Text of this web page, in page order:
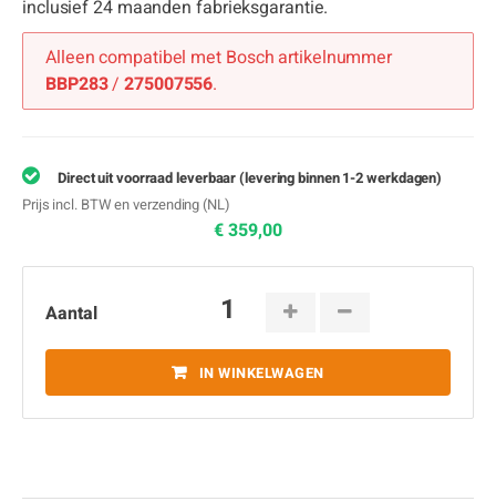
inclusief 24 maanden fabrieksgarantie.
Alleen compatibel met Bosch artikelnummer
BBP283/275007556.
Direct uit voorraad leverbaar (levering binnen 1-2 werkdagen)
Prijs incl. BTW en verzending (NL)
€ 359,00
Aantal
IN WINKELWAGEN